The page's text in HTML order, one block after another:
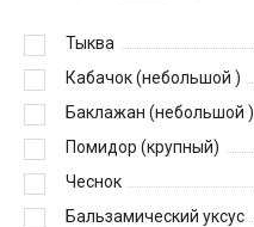
Тыква
Кабачок (небольшой )
Баклажан (небольшой )
Помидор (крупный)
Чеснок
Бальзамический уксус